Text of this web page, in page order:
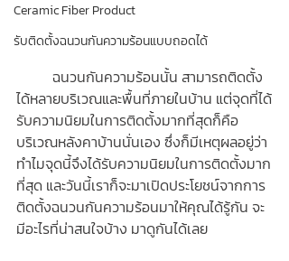
Ceramic Fiber Product
รับติดตั้งฉนวนกันความร้อนแบบถอดได้
ได้หลายบริเวณและพื้นที่ภายในบ้าน แต่จุดที่ได้
รับความนิยมในการติดตั้งมากที่สุดก็คือ
บริเวณหลังคาบ้านนั่นเอง ซึ่งก็มีเหตุผลอยู่ว่า
ทำไมจุดนี้จึงได้รับความนิยมในการติดตั้งมาก
ที่สุด และวันนี้เราก็จะมาเปิดประโยชน์จากการ
ติดตั้งฉนวนกันความร้อนมาให้คุณได้รู้กัน จะ
มีอะไรที่น่าสนใจบ้าง มาดูกันได้เลย